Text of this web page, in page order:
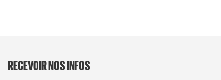
RECEVOIR NOS INFOS